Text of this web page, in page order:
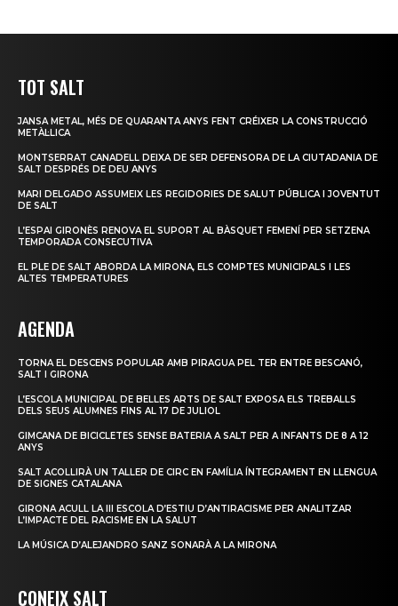
TOT SALT
JANSA METAL, MÉS DE QUARANTA ANYS FENT CRÉIXER LA CONSTRUCCIÓ
METÀL·LICA
MONTSERRAT CANADELL DEIXA DE SER DEFENSORA DE LA CIUTADANIA DE
SALT DESPRÉS DE DEU ANYS
MARI DELGADO ASSUMEIX LES REGIDORIES DE SALUT PÚBLICA I JOVENTUT
DE SALT
L’ESPAI GIRONÈS RENOVA EL SUPORT AL BÀSQUET FEMENÍ PER SETZENA
TEMPORADA CONSECUTIVA
EL PLE DE SALT ABORDA LA MIRONA, ELS COMPTES MUNICIPALS I LES
ALTES TEMPERATURES
AGENDA
TORNA EL DESCENS POPULAR AMB PIRAGUA PEL TER ENTRE BESCANÓ,
SALT I GIRONA
L’ESCOLA MUNICIPAL DE BELLES ARTS DE SALT EXPOSA ELS TREBALLS
DELS SEUS ALUMNES FINS AL 17 DE JULIOL
GIMCANA DE BICICLETES SENSE BATERIA A SALT PER A INFANTS DE 8 A 12
ANYS
SALT ACOLLIRÀ UN TALLER DE CIRC EN FAMÍLIA ÍNTEGRAMENT EN LLENGUA
DE SIGNES CATALANA
GIRONA ACULL LA III ESCOLA D’ESTIU D’ANTIRACISME PER ANALITZAR
L’IMPACTE DEL RACISME EN LA SALUT
LA MÚSICA D’ALEJANDRO SANZ SONARÀ A LA MIRONA
CONEIX SALT